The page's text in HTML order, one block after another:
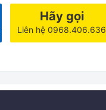
Hãy gọi
Liên hệ 0968.406.636